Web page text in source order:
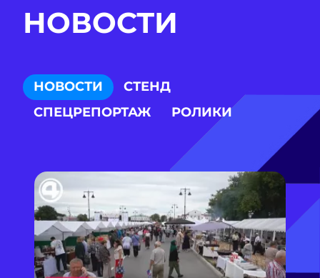
НОВОСТИ
НОВОСТИ
СТЕНД
СПЕЦРЕПОРТАЖ
РОЛИКИ